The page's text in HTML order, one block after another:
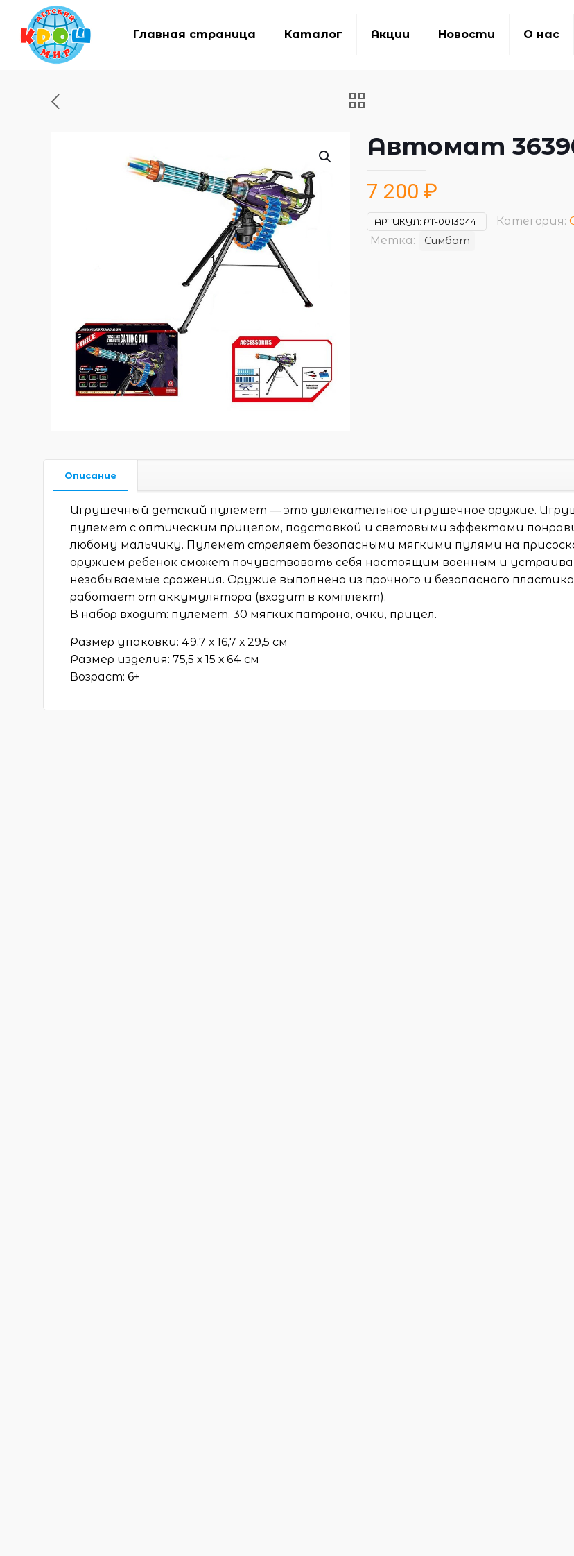
Главная страница Каталог Акции Новости О нас
Автомат
7 200 ₽
АРТИКУЛ: РТ-00130441 Категория:
Метка:
Симбат
Описание
Игрушечный детский пулемет — это увлекательное игрушечное оружие.
пулемет с оптическим прицелом, подставкой и световыми эффектами
любому мальчику. Пулемет стреляет безопасными мягкими пулями на
оружием ребенок сможет почувствовать себя настоящим военным и
незабываемые сражения. Оружие выполнено из прочного и безопасного
работает от аккумулятора (входит в комплект).
В набор входит: пулемет, 30 мягких патрона, очки, прицел.
Размер упаковки: 49,7 х 16,7 х 29,5 см
Размер изделия: 75,5 х 15 х 64 см
Возраст: 6+